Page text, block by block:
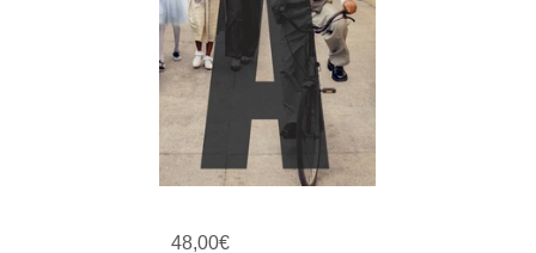
48,00€